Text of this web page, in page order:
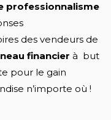
professionnalisme
des vendeurs de
financier à but
pour le gain
n’importe où !